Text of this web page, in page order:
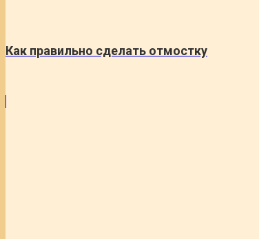
Как правильно сделать отмостку